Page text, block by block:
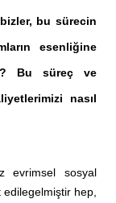
bu sürecin
esenliğine
Bu süreç ve
nasıl
evrimsel sosyal
edilegelmiştir hep,